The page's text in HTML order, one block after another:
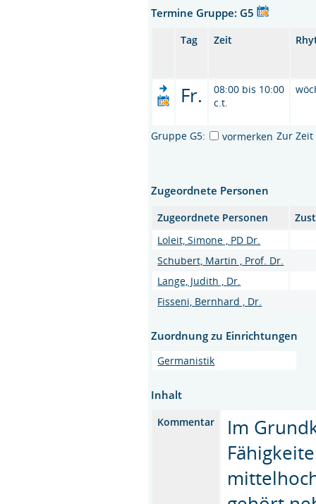
Termine Gruppe: G5
Tag Zeit
Fr.
08:00 bis 10:00
c.t.
Gruppe G5: vormerken Zur
Zugeordnete Personen
Zugeordnete Personen
Loleit, Simone , PD Dr.
Schubert, Martin , Prof. Dr.
Lange, Judith , Dr.
Fisseni, Bernhard , Dr.
Zuordnung zu Einrichtungen
Germanistik
Inhalt
Kommentar
Im